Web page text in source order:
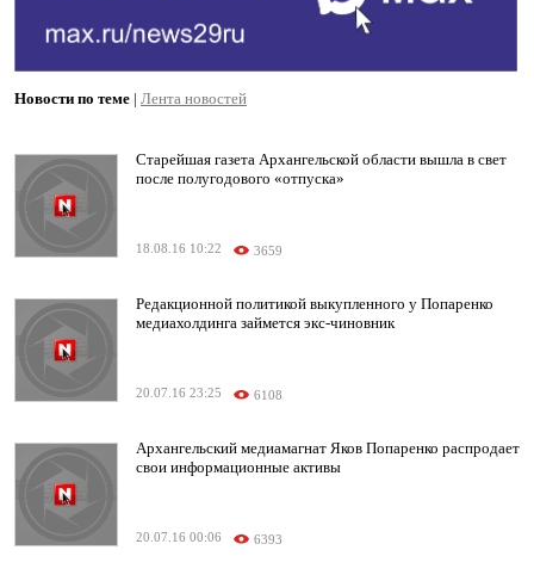
Новости по теме | Лента новостей
Старейшая газета Архангельской области вышла в свет
после полугодового «отпуска»
18.08.16 10:22 3659
Редакционной политикой выкупленного у Попаренко
медиахолдинга займется экс-чиновник
20.07.16 23:25 6108
Архангельский медиамагнат Яков Попаренко распродает
свои информационные активы
20.07.16 00:06 6393